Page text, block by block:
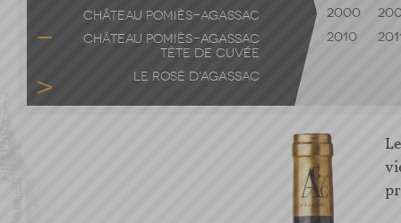
CHÂTEAU POMIÈS-AGASSAC
CHÂTEAU POMIÈS-AGASSAC
TÊTE DE CUVÉE
LE ROSÉ D'AGASSAC
2000
2010